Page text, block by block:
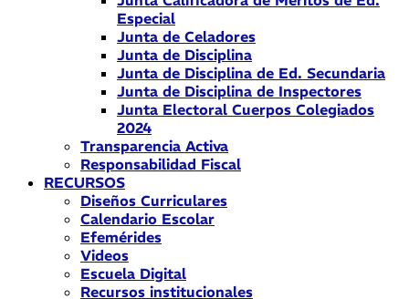
Especial
Junta de Celadores
Junta de Disciplina
Junta de Disciplina de Ed. Secundaria
Junta de Disciplina de Inspectores
Junta Electoral Cuerpos Colegiados
2024
Transparencia Activa
Responsabilidad Fiscal
RECURSOS
Diseños Curriculares
Calendario Escolar
Efemérides
Videos
Escuela Digital
Recursos institucionales